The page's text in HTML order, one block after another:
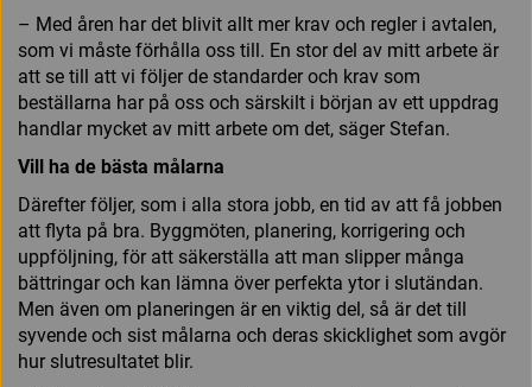
– Med åren har det blivit allt mer krav och regler i avtalen,
som vi måste förhålla oss till. En stor del av mitt arbete är
att se till att vi följer de standarder och krav som
beställarna har på oss och särskilt i början av ett uppdrag
handlar mycket av mitt arbete om det, säger Stefan.
Vill ha de bästa målarna
Därefter följer, som i alla stora jobb, en tid av att få jobben
att flyta på bra. Byggmöten, planering, korrigering och
uppföljning, för att säkerställa att man slipper många
bättringar och kan lämna över perfekta ytor i slutändan.
Men även om planeringen är en viktig del, så är det till
syvende och sist målarna och deras skicklighet som avgör
hur slutresultatet blir.